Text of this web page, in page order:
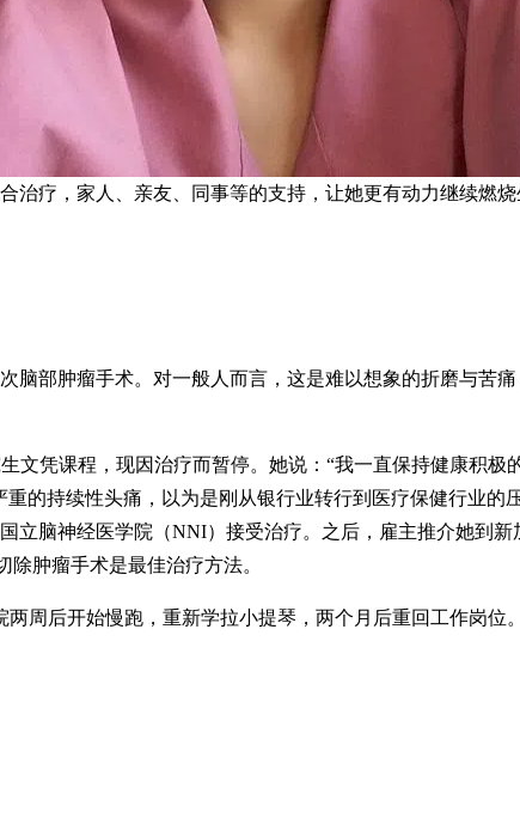
治疗，家人、亲友、同事等的支持，让她更有动力继续燃烧
脑部肿瘤手术。对一般人而言，这是难以想象的折磨与苦
文凭课程，现因治疗而暂停。她说：“我一直保持健康积
的持续性头痛，以为是刚从银行业转行到医疗保健行业
立脑神经医学院（NNI）接受治疗。之后，雇主推介她到
除肿瘤手术是最佳治疗方法。
两周后开始慢跑，重新学拉小提琴，两个月后重回工作岗